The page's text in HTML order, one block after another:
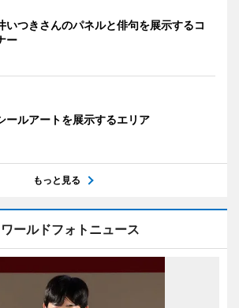
いつきさんのパネルと俳句を展示するコ
ー
ールアートを展示するエリア
もっと見る
ワールドフォトニュース